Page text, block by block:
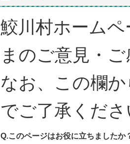
鮫川村ホーム
まのご意見・
なお、この欄
でご了承くだ
Q.このページはお役に立ちましたか